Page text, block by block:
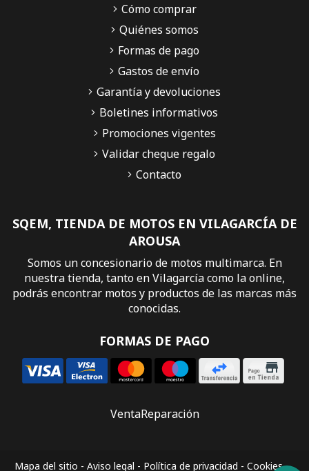
SQEM, TIENDA DE MOTOS EN VILAGARCÍA DE
AROUSA
Somos un concesionario de motos multimarca. En
nuestra tienda, tanto en Vilagarcía como la online,
podrás encontrar motos y productos de las marcas más
conocidas.
FORMAS DE PAGO
Cómo comprar
Quiénes somos
Formas de pago
Gastos de envío
Garantía y devoluciones
Boletines informativos
Promociones vigentes
Validar cheque regalo
Contacto
VentaReparación
Mapa del sitio - Aviso legal - Política de privacidad - Cookies-